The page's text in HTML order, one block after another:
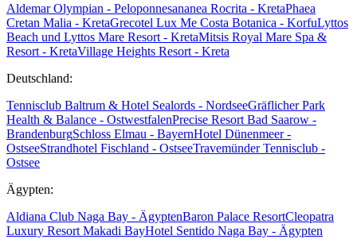
Aldemar Olympian - Peloponnesananea Rocrita - KretaPhaea
Cretan Malia - KretaGrecotel Lux Me Costa Botanica - KorfuLyttos
Beach und Lyttos Mare Resort - KretaMitsis Royal Mare Spa &
Resort - KretaVillage Heights Resort - Kreta
Deutschland:
Tennisclub Baltrum & Hotel Sealords - NordseeGräflicher Park
Health & Balance - OstwestfalenPrecise Resort Bad Saarow -
BrandenburgSchloss Elmau - BayernHotel Dünenmeer -
OstseeStrandhotel Fischland - OstseeTravemünder Tennisclub -
Ostsee
Ägypten:
Aldiana Club Naga Bay - ÄgyptenBaron Palace ResortCleopatra
Luxury Resort Makadi BayHotel Sentido Naga Bay - Ägypten